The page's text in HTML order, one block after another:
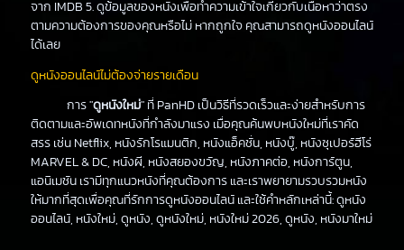
จาก IMDB 5. ดูข้อมูลของหนังเพื่อทำความเข้าใจเกี่ยวกับเนื้อหาว่าตรง
ตามความต้องการของคุณหรือไม่ หากถูกใจ คุณสามารถดูหนังออนไลน์
ได้เลย
ดูหนังออนไลน์ไม่ต้องจ่ายรายเดือน
การ "ดูหนังใหม่" ที่ PanHD เป็นวิธีที่รวดเร็วและง่ายสำหรับการ
ติดตามและอัพเดทหนังที่กำลังมาแรง เมื่อคุณค้นพบหนังใหม่ที่เราคัด
สรร เช่น Netflix, หนังรักโรแมนติก, หนังแอ็คชั่น, หนังบู๊, หนังซุเปอร์ฮีโร่
MARVEL & DC, หนังผี, หนังสยองขวัญ, หนังภาคต่อ, หนังการ์ตูน,
แอนิเมชัน เรามีทุกแนวหนังที่คุณต้องการ และเราพยายามรวบรวมหนัง
ให้มากที่สุดเพื่อคุณที่รักการดูหนังออนไลน์ และใช้คำหลักเหล่านี้: ดูหนัง
ออนไลน์, หนังใหม่, ดูหนัง, ดูหนังใหม่, หนังใหม่ 2026, ดูหนัง, หนังมาใหม่